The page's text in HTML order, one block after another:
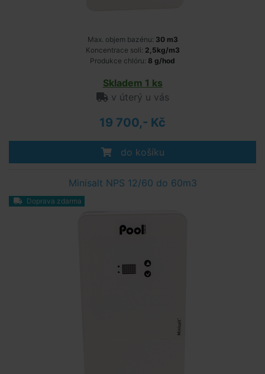
Max. objem bazénu: 30 m3
Koncentrace soli: 2,5kg/m3
Produkce chlóru: 8 g/hod
Skladem 1 ks
v úterý u vás
19 700,- Kč
do košíku
Minisalt NPS 12/60 do 60m3
Doprava zdarma